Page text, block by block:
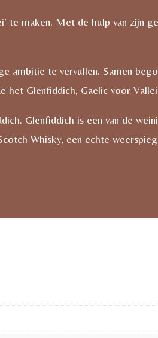
te maken. Met de hulp van zijn
ambitie te vervullen. Samen
het Glenfiddich, Gaelic voor
Glenfiddich is een van de
Whisky, een echte